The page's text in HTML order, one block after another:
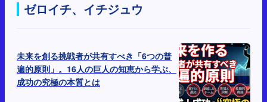
ゼロイチ、イチジュウ
未来を創る挑戦者が共有すべき「6つの普
遍的原則」。16人の巨人の知恵から学ぶ、
成功の究極の本質とは